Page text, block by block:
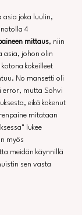
asia joka luulin,
4
mittaus, niin
asia, johon olin
kokeilleet
No mansetti oli
error, mutta Sohvi
eikä kokenut
mitataan
lukee
myös
meidän käynnillä
sen vasta